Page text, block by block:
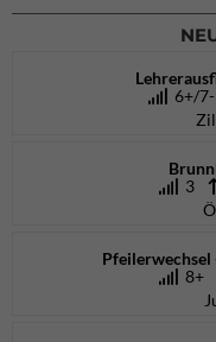
6+/
3
Pfeilerwechsel